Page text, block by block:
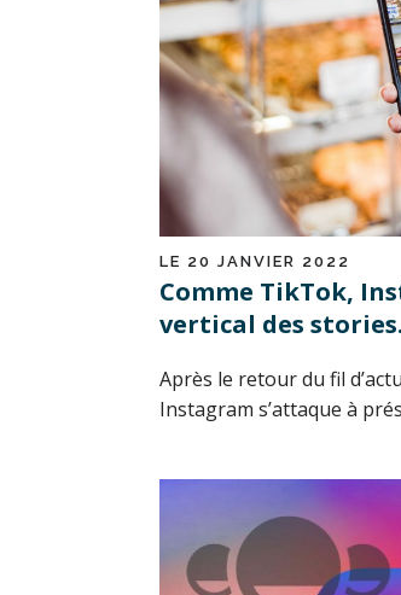
LE 20 JANVIER 2022
Comme TikTok,
vertical des stories.
Après le retour du fil
Instagram s’attaque à